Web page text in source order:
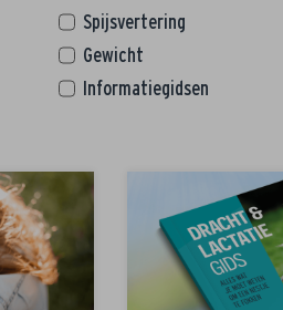
Spijsvertering
Gewicht
Informatiegidsen